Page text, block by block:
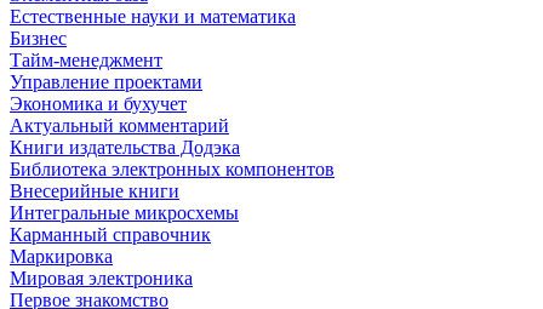
Естественные науки и математика
Бизнес
Тайм-менеджмент
Управление проектами
Экономика и бухучет
Актуальный комментарий
Книги издательства Додэка
Библиотека электронных компонентов
Внесерийные книги
Интегральные микросхемы
Карманный справочник
Маркировка
Мировая электроника
Первое знакомство